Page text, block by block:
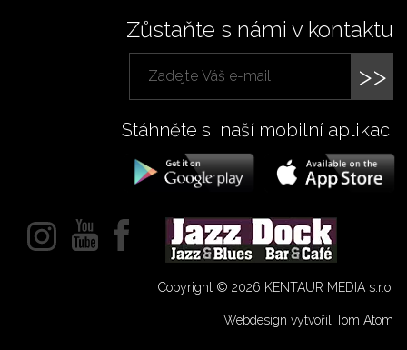
Zůstaňte s námi v kontaktu
>>
Stáhněte si naší mobilní aplikaci
Copyright © 2026 KENTAUR MEDIA s.r.o.
Webdesign vytvořil Tom Atom